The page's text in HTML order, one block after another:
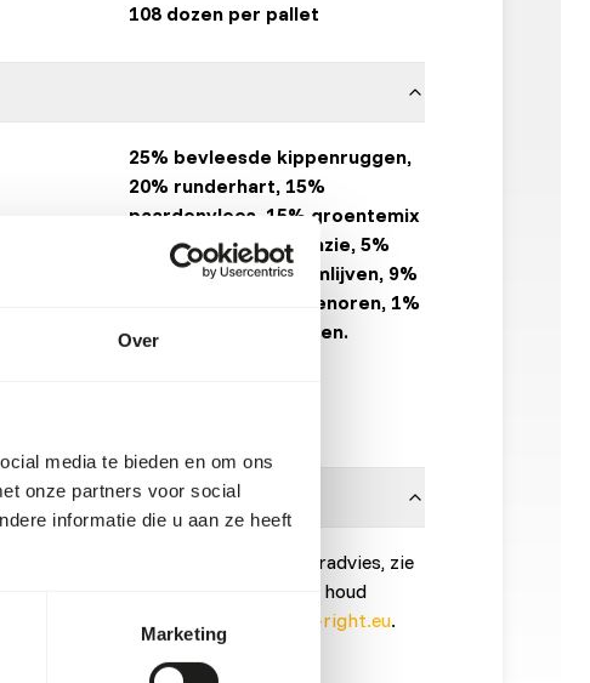
Over
media te bieden en om ons
onze partners voor social
informatie die u aan ze heeft
Marketing
108 dozen per pallet
25% bevleesde kippenruggen,
20% runderhart, 15%
paardenvlees, 15% groentemix
(5% wortel, 5% spinazie, 5%
bloemkool), 10% zalmlijven, 9%
lamspens, 5% konijnenoren, 1%
vitamines en mineralen.
is noodzakelijk. Voor voeradvies, zie
. Dit product is een rauw diervoeder, houd
in acht, zie
www.feed-raw-right.eu.